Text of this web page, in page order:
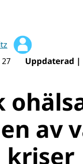
27 Uppdaterad |
av
kriser